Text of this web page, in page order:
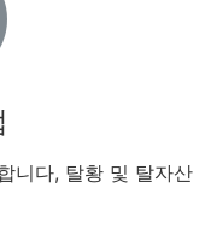
니다, 탈황 및 탈자산